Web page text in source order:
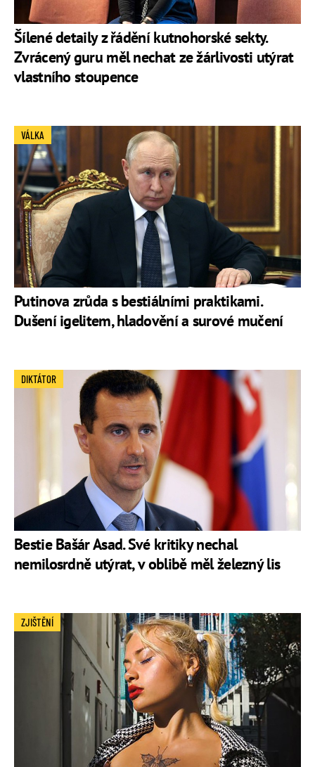
Šílené detaily z řádění kutnohorské sekty.
Zvrácený guru měl nechat ze žárlivosti utýrat
vlastního stoupence
Putinova zrůda s bestiálními praktikami.
Dušení igelitem, hladovění a surové mučení
VÁLKA
Bestie Bašár Asad. Své kritiky nechal
nemilosrdně utýrat, v oblibě měl železný lis
DIKTÁTOR
ZJIŠTĚNÍ